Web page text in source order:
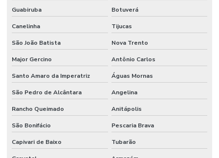
Guabiruba Botuverá
Canelinha Tijucas
São João Batista Nova Trento
Major Gercino Antônio Carlos
Santo Amaro da Imperatriz Águas Mornas
São Pedro de Alcântara Angelina
Rancho Queimado Anitápolis
São Bonifácio Pescaria Brava
Capivari de Baixo Tubarão